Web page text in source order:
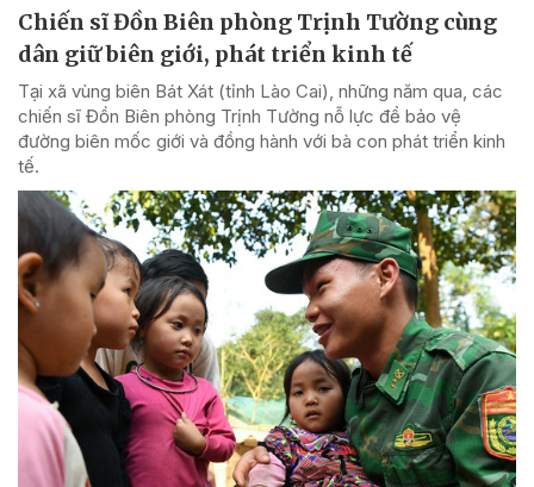
Chiến sĩ Đồn Biên phòng Trịnh Tường cùng
dân giữ biên giới, phát triển kinh tế
Tại xã vùng biên Bát Xát (tỉnh Lào Cai), những năm qua, các
chiến sĩ Đồn Biên phòng Trịnh Tường nỗ lực để bảo vệ
đường biên mốc giới và đồng hành với bà con phát triển kinh
tế.